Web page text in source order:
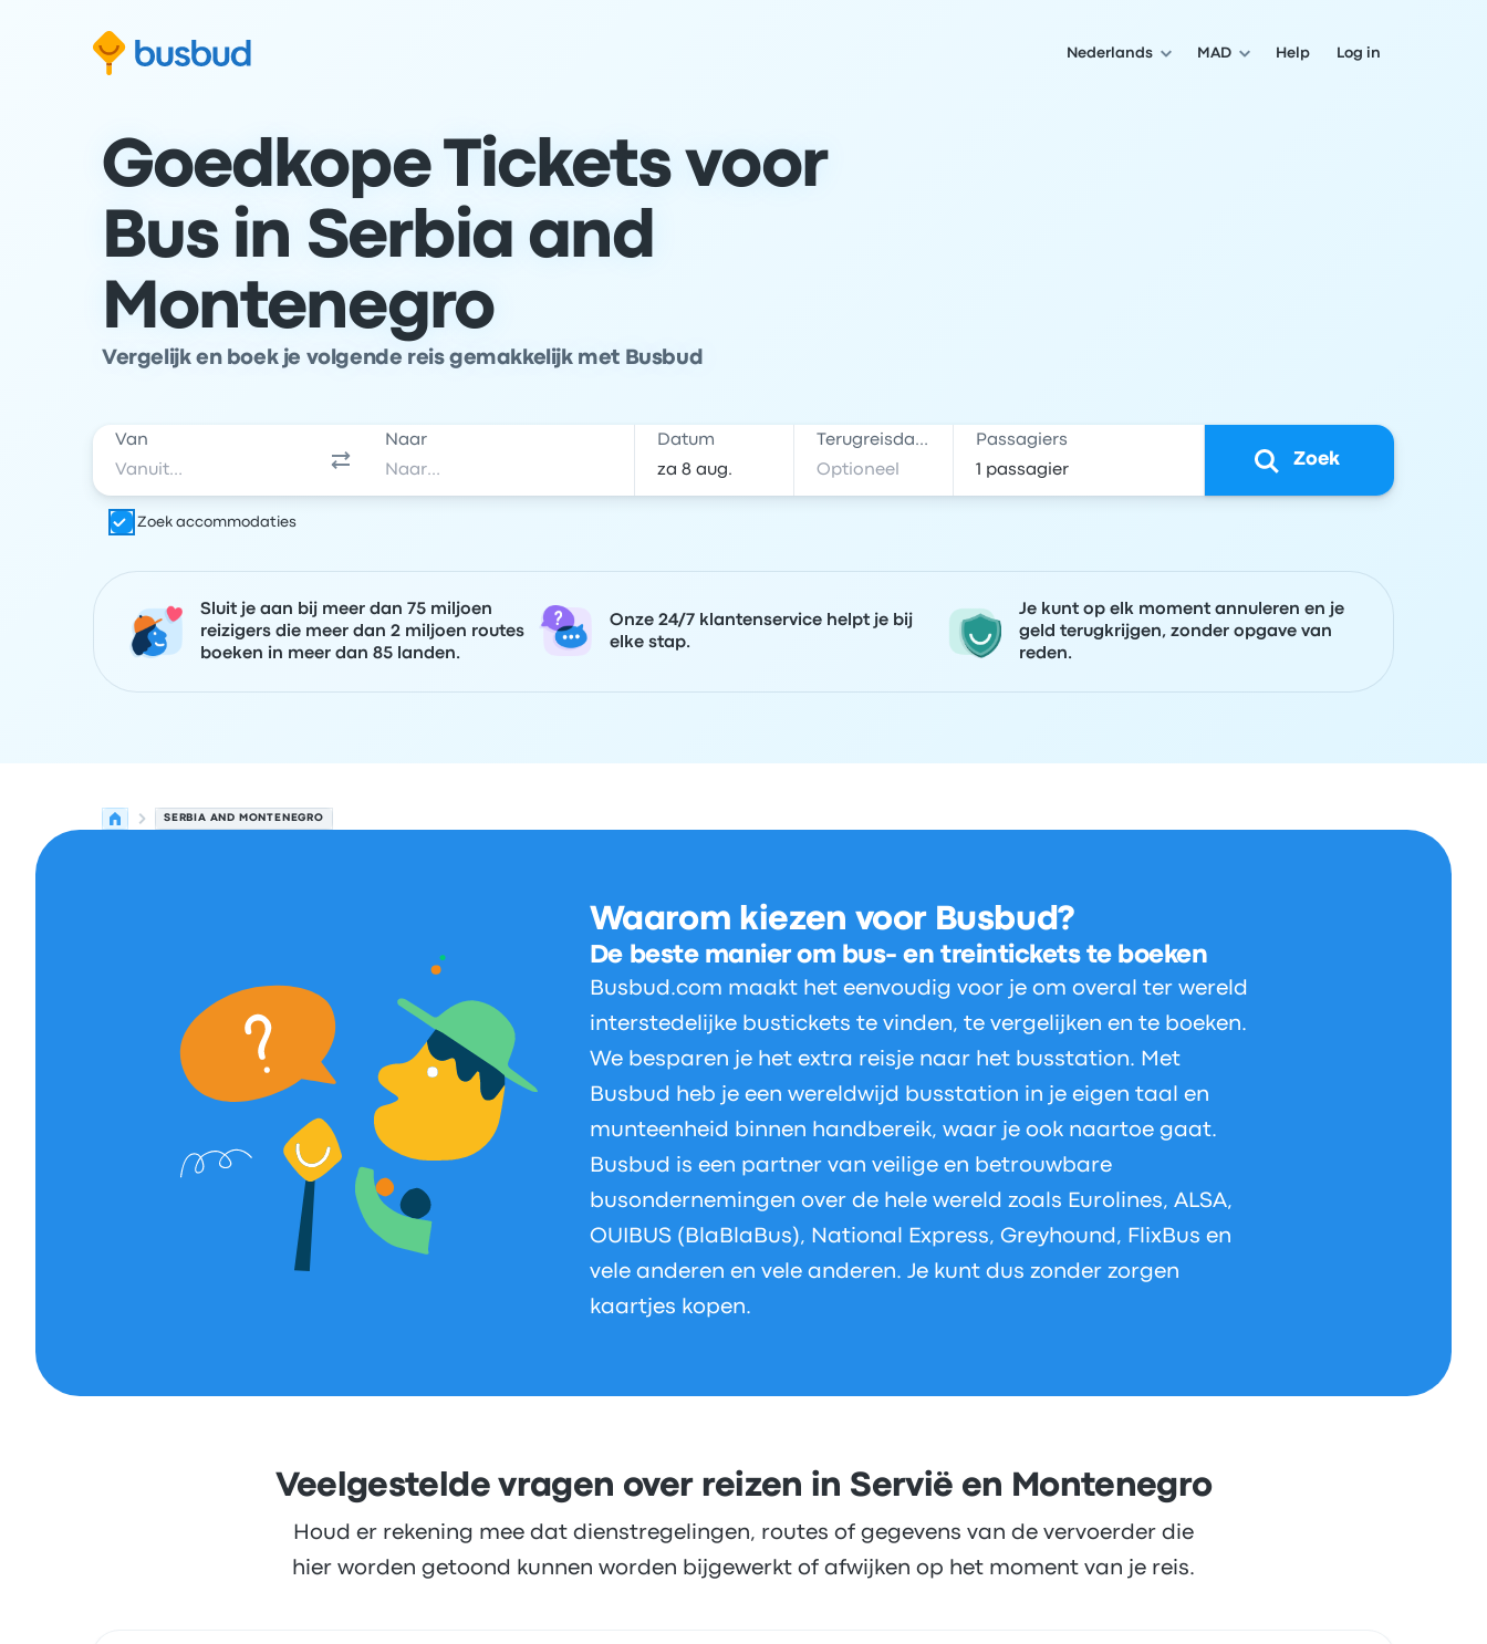
naar het zoekformulier
naar inhoud
Ga naar de footer
Nederlands MAD Help Log in
Goedkope Tickets voor
Bus in Serbia and
Montenegro
Vergelijk en boek je volgende reis gemakkelijk met Busbud
Van Naar Datum Terugreisdatum Passagiers
Zoek
Zoek accommodaties
Sluit je aan bij meer dan 75 miljoen
reizigers die meer dan 2 miljoen routes
boeken in meer dan 85 landen.
Onze 24/7 klantenservice helpt je bij
elke stap.
Je kunt op elk moment annuleren en je
geld terugkrijgen, zonder opgave van
reden.
SERBIA AND MONTENEGRO
Waarom kiezen voor Busbud?
De beste manier om bus- en treintickets te boeken
Busbud.com maakt het eenvoudig voor je om overal ter wereld
interstedelijke bustickets te vinden, te vergelijken en te boeken.
We besparen je het extra reisje naar het busstation. Met
Busbud heb je een wereldwijd busstation in je eigen taal en
munteenheid binnen handbereik, waar je ook naartoe gaat.
Busbud is een partner van veilige en betrouwbare
busondernemingen over de hele wereld zoals Eurolines, ALSA,
OUIBUS (BlaBlaBus), National Express, Greyhound, FlixBus en
vele anderen en vele anderen. Je kunt dus zonder zorgen
kaartjes kopen.
Veelgestelde vragen over reizen in Servië en Montenegro
Houd er rekening mee dat dienstregelingen, routes of gegevens van de vervoerder die
hier worden getoond kunnen worden bijgewerkt of afwijken op het moment van je reis.